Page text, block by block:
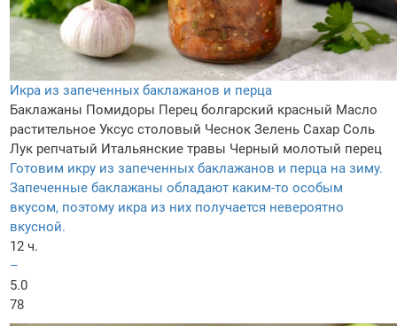
Икра из запеченных баклажанов и перца
Баклажаны Помидоры Перец болгарский красный Масло
растительное Уксус столовый Чеснок Зелень Сахар Соль
Лук репчатый Итальянские травы Черный молотый перец
Готовим икру из запеченных баклажанов и перца на зиму.
Запеченные баклажаны обладают каким-то особым
вкусом, поэтому икра из них получается невероятно
вкусной.
12 ч.
–
5.0
78